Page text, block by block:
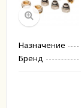
Назначение
Бренд